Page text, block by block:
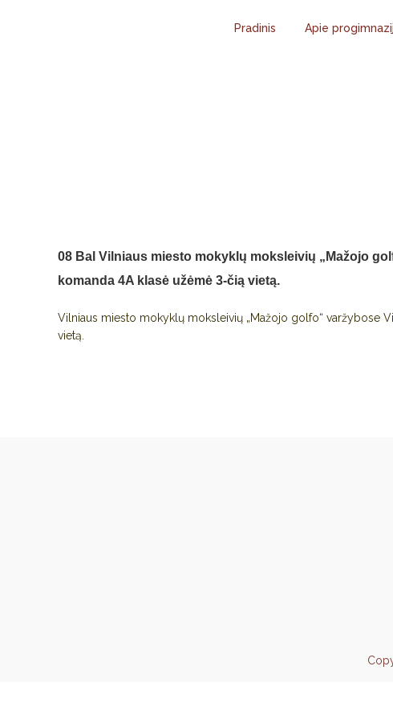
Pradinis Apie
08 Bal Vilniaus miesto mokyklų moksleivių „Mažojo
komanda 4A klasė užėmė 3-čią vietą.
Vilniaus miesto mokyklų moksleivių „Mažojo golfo“ varžybose
vietą.